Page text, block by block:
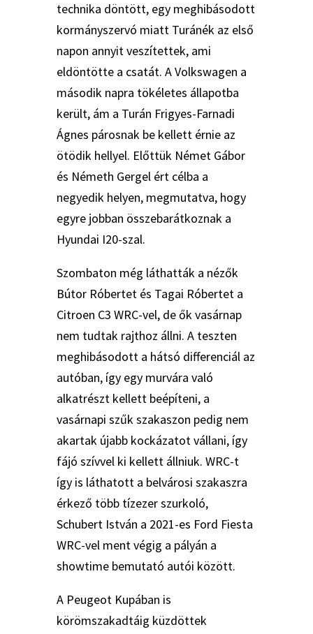
technika döntött, egy meghibásodott
kormányszervó miatt Turánék az első
napon annyit veszítettek, ami
eldöntötte a csatát. A Volkswagen a
második napra tökéletes állapotba
került, ám a Turán Frigyes-Farnadi
Ágnes párosnak be kellett érnie az
ötödik hellyel. Előttük Német Gábor
és Németh Gergel ért célba a
negyedik helyen, megmutatva, hogy
egyre jobban összebarátkoznak a
Hyundai I20-szal.
Szombaton még láthatták a nézők
Bútor Róbertet és Tagai Róbertet a
Citroen C3 WRC-vel, de ők vasárnap
nem tudtak rajthoz állni. A teszten
meghibásodott a hátsó differenciál az
autóban, így egy murvára való
alkatrészt kellett beépíteni, a
vasárnapi szűk szakaszon pedig nem
akartak újabb kockázatot vállani, így
fájó szívvel ki kellett állniuk. WRC-t
így is láthatott a belvárosi szakaszra
érkező több tízezer szurkoló,
Schubert István a 2021-es Ford Fiesta
WRC-vel ment végig a pályán a
showtime bemutató autói között.
A Peugeot Kupában is
körömszakadtáig küzdöttek